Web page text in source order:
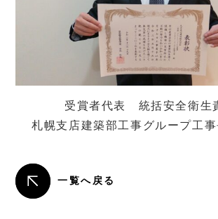
受賞者代表 統括安全衛生
札幌支店建築部工事グループ工
一覧へ戻る